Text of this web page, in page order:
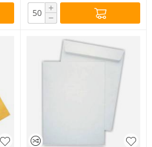
+
−